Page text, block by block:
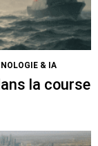
& IA
la course